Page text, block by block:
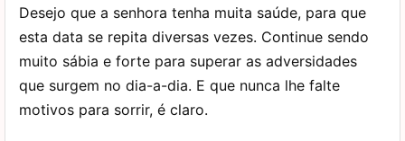
Desejo que a senhora tenha muita saúde, para que
esta data se repita diversas vezes. Continue sendo
muito sábia e forte para superar as adversidades
que surgem no dia-a-dia. E que nunca lhe falte
motivos para sorrir, é claro.